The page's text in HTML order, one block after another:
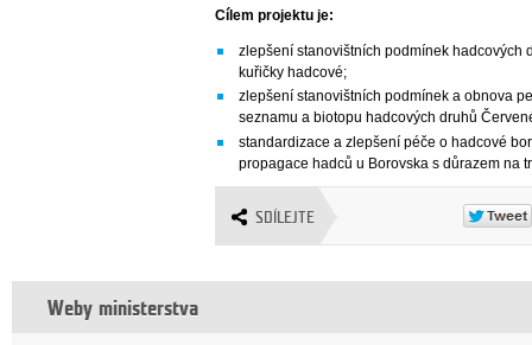
Cílem projektu je:
zlepšení stanovištních podmínek hadcových
kuřičky hadcové;
zlepšení stanovištních podmínek a obnova
seznamu a biotopu hadcových druhů
standardizace a zlepšení péče o hadcové
propagace hadců u Borovska s důrazem na
SDÍLEJTE
Weby ministerstva